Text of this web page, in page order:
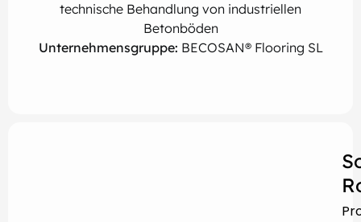
technische Behandlung von industriellen
Betonböden
Unternehmensgruppe: BECOSAN® Flooring SL